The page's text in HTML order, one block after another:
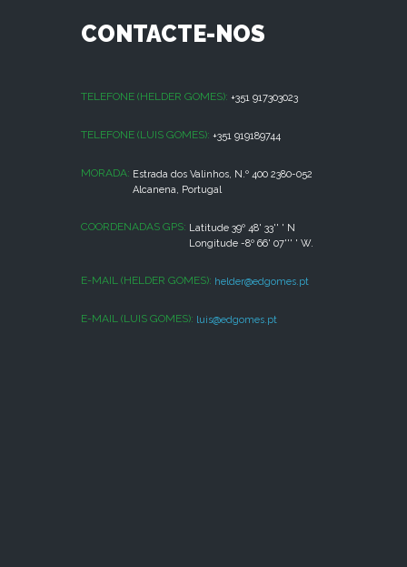
CONTACTE-NOS
TELEFONE (HELDER GOMES): +351 917303023
TELEFONE (LUIS GOMES): +351 919189744
MORADA: Estrada dos Valinhos, N.º 400 2380-052
Alcanena, Portugal
COORDENADAS GPS: Latitude 39º 48' 33'' ' N
Longitude -8º 66' 07''' ' W.
E-MAIL (HELDER GOMES): helder@edgomes.pt
E-MAIL (LUIS GOMES): luis@edgomes.pt